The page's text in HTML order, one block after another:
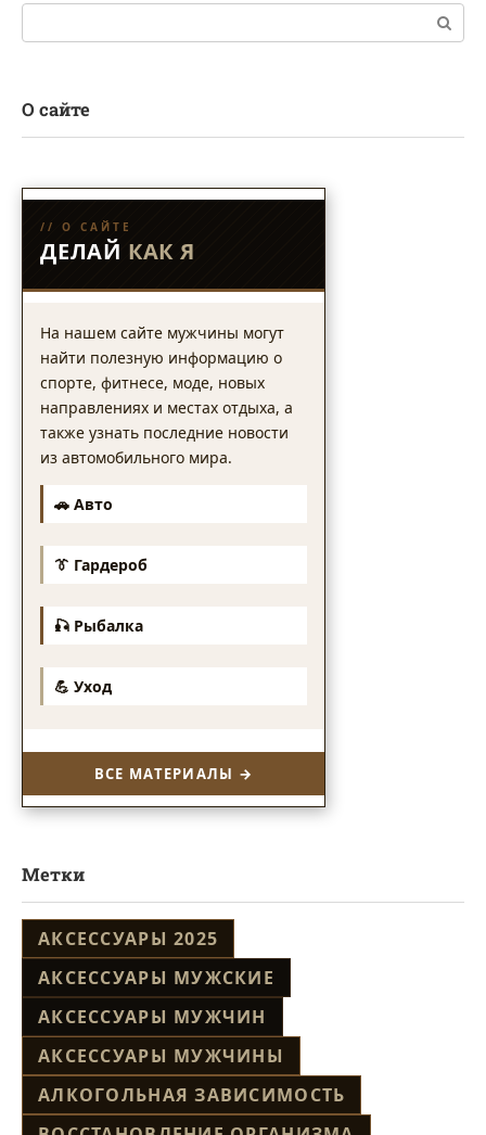
Поиск:
О сайте
// О САЙТЕ
ДЕЛАЙ КАК Я
На нашем сайте мужчины могут
найти полезную информацию о
спорте, фитнесе, моде, новых
направлениях и местах отдыха, а
также узнать последние новости
из автомобильного мира.
🚗 Авто
👔 Гардероб
🎣 Рыбалка
💪 Уход
ВСЕ МАТЕРИАЛЫ →
Метки
АКСЕССУАРЫ 2025
АКСЕССУАРЫ МУЖСКИЕ
АКСЕССУАРЫ МУЖЧИН
АКСЕССУАРЫ МУЖЧИНЫ
АЛКОГОЛЬНАЯ ЗАВИСИМОСТЬ